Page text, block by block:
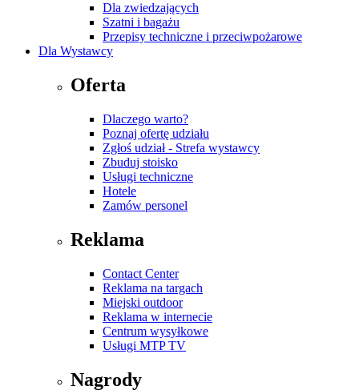
Dla zwiedzających
Szatni i bagażu
Przepisy techniczne i przeciwpożarowe
Dla Wystawcy
Oferta
Dlaczego warto?
Poznaj ofertę udziału
Zgłoś udział - Strefa wystawcy
Zbuduj stoisko
Usługi techniczne
Hotele
Zamów personel
Reklama
Contact Center
Reklama na targach
Miejski outdoor
Reklama w internecie
Centrum wysyłkowe
Usługi MTP TV
Nagrody